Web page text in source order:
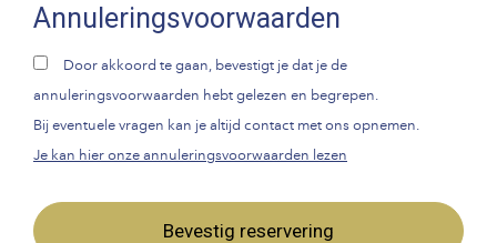
Annuleringsvoorwaarden
Door akkoord te gaan, bevestigt je dat je de
annuleringsvoorwaarden hebt gelezen en begrepen.
Bij eventuele vragen kan je altijd contact met ons opnemen.
Je kan hier onze annuleringsvoorwaarden lezen
Bevestig reservering